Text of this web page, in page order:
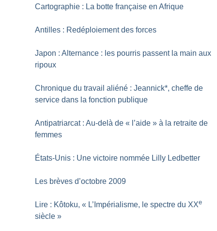
Cartographie : La botte française en Afrique
Antilles : Redéploiement des forces
Japon : Alternance : les pourris passent la main aux
ripoux
Chronique du travail aliéné : Jeannick*, cheffe de
service dans la fonction publique
Antipatriarcat : Au-delà de « l’aide » à la retraite de
femmes
États-Unis : Une victoire nommée Lilly Ledbetter
Les brèves d’octobre 2009
Lire : Kôtoku, « L’Impérialisme, le spectre du XXe
siècle »